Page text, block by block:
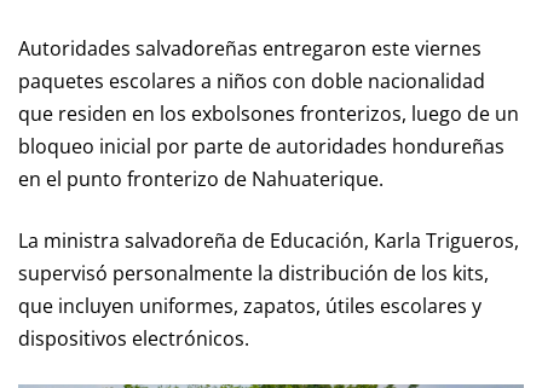
Autoridades salvadoreñas entregaron este viernes
paquetes escolares a niños con doble nacionalidad
que residen en los exbolsones fronterizos, luego de un
bloqueo inicial por parte de autoridades hondureñas
en el punto fronterizo de Nahuaterique.
La ministra salvadoreña de Educación, Karla Trigueros,
supervisó personalmente la distribución de los kits,
que incluyen uniformes, zapatos, útiles escolares y
dispositivos electrónicos.